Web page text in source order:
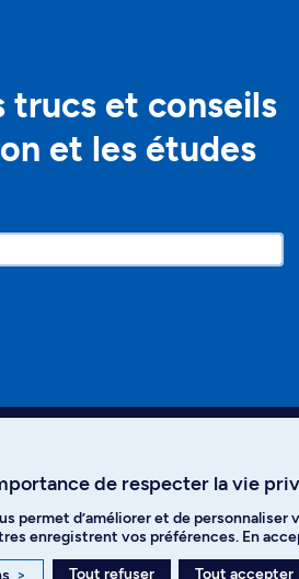
trucs et conseils
et les études
Instagram TikTok
de respecter la vie
permet d’améliorer et de
enregistrent vos préférences. En
> Tout refuser Tout accepter